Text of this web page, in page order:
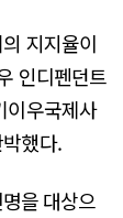
지지율이
인디펜던트
이우국제사
했다.
을 대상으